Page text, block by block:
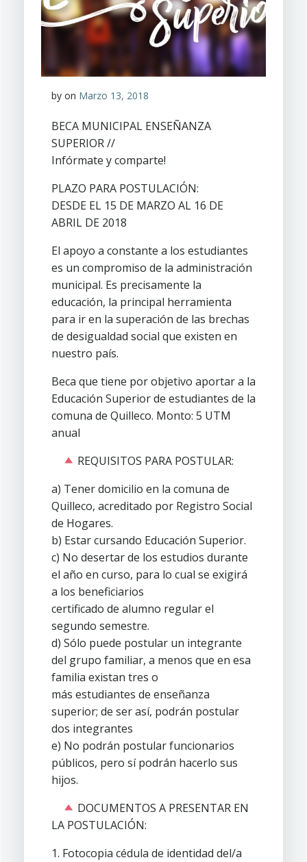
by on Marzo 13, 2018
BECA MUNICIPAL ENSEÑANZA
SUPERIOR //
Infórmate y comparte!
PLAZO PARA POSTULACIÓN:
DESDE EL 15 DE MARZO AL 16 DE
ABRIL DE 2018
El apoyo a constante a los estudiantes
es un compromiso de la administración
municipal. Es precisamente la
educación, la principal herramienta
para ir en la superación de las brechas
de desigualdad social que existen en
nuestro país.
Beca que tiene por objetivo aportar a la
Educación Superior de estudiantes de la
comuna de Quilleco. Monto: 5 UTM
anual
REQUISITOS PARA POSTULAR:
a) Tener domicilio en la comuna de
Quilleco, acreditado por Registro Social
de Hogares.
b) Estar cursando Educación Superior.
c) No desertar de los estudios durante
el año en curso, para lo cual se exigirá
a los beneficiarios
certificado de alumno regular el
segundo semestre.
d) Sólo puede postular un integrante
del grupo familiar, a menos que en esa
familia existan tres o
más estudiantes de enseñanza
superior; de ser así, podrán postular
dos integrantes
e) No podrán postular funcionarios
públicos, pero sí podrán hacerlo sus
hijos.
DOCUMENTOS A PRESENTAR EN
LA POSTULACIÓN:
1. Fotocopia cédula de identidad del/a